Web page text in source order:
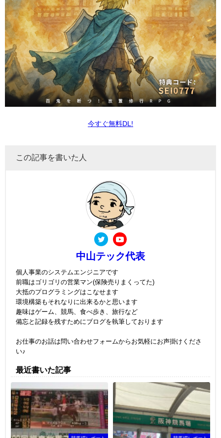
今すぐ無料DL!
この記事を書いた人
中山テック代表
個人事業のシステムエンジニアです
前職はゴリゴリの営業マン(保険売りまくってた)
大抵のプログラミングはこなせます
環境構築もそれなりに出来るかと思います
趣味はゲーム、競馬、食べ歩き、旅行など
備忘と記録を残すためにブログを執筆しております
お仕事のお話は問い合わせフォームからお気軽にお声掛けくださ
い♪
最近書いた記事